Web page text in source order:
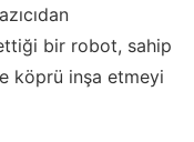
bir robot, sahip
köprü inşa etmeyi